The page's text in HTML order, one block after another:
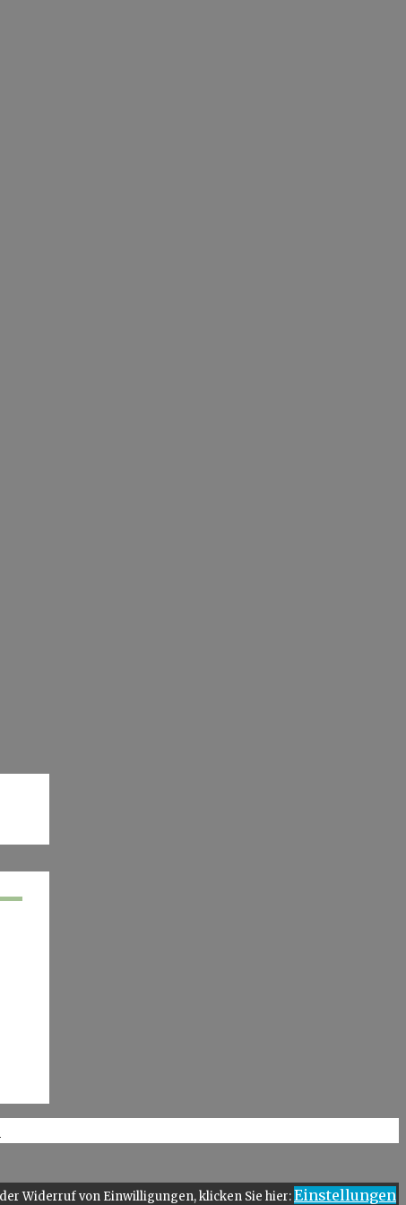
Widerruf von Einwilligungen, klicken Sie hier:Einstellungen